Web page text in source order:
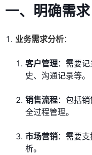
一、明确需求
业务需求分析：
客户管理：需要
史、沟通记录等。
销售流程：包括
全过程管理。
市场营销：需要
析。